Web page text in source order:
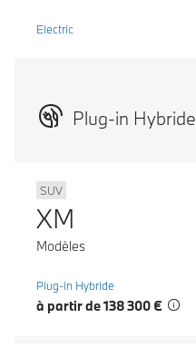
Electric
Plug-in Hybride
SUV
XM
Modèles
Plug-in Hybride
à partir de 138 300 €